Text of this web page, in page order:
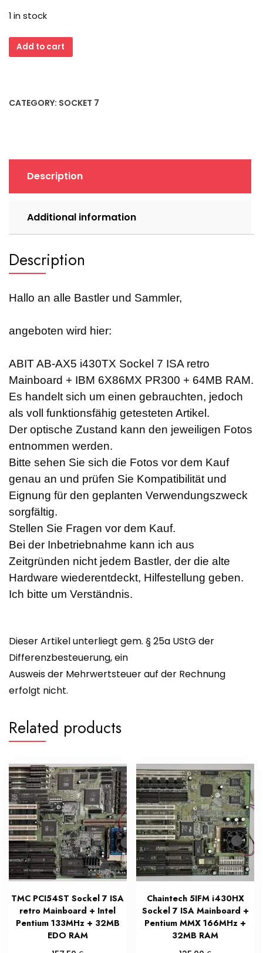
1 in stock
ABIT
AB-
Sockel
6X86MX
PR300
RAM
quantity
Add to cart
CATEGORY: SOCKET 7
Description
Additional information
Description
Hallo an alle Bastler und Sammler,
angeboten wird hier:
ABIT AB-AX5 i430TX Sockel 7 ISA retro
Mainboard + IBM 6X86MX PR300 + 64MB RAM.
Es handelt sich um einen gebrauchten, jedoch
als voll funktionsfähig getesteten Artikel.
Der optische Zustand kann den jeweiligen Fotos
entnommen werden.
Bitte sehen Sie sich die Fotos vor dem Kauf
genau an und prüfen Sie Kompatibilität und
Eignung für den geplanten Verwendungszweck
sorgfältig.
Stellen Sie Fragen vor dem Kauf.
Bei der Inbetriebnahme kann ich aus
Zeitgründen nicht jedem Bastler, der die alte
Hardware wiederentdeckt, Hilfestellung geben.
Ich bitte um Verständnis.
Dieser Artikel unterliegt gem. § 25a UStG der
Differenzbesteuerung, ein
Ausweis der Mehrwertsteuer auf der Rechnung
erfolgt nicht.
Related products
TMC PCI54ST Sockel 7 ISA
retro Mainboard + Intel
Pentium 133MHz + 32MB
EDO RAM
Chaintech 5IFM i430HX
Sockel 7 ISA Mainboard +
Pentium MMX 166MHz +
32MB RAM